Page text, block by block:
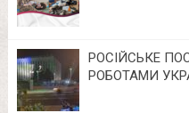
РОСІЙСЬКЕ
РОБОТАМИ